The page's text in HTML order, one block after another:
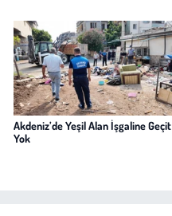
Akdeniz’de Yeşil Alan İşgaline Geçit
Yok